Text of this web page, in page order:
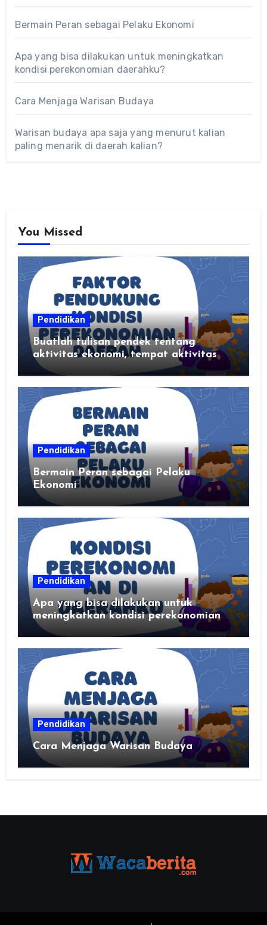
Bermain Peran sebagai Pelaku Ekonomi
Apa yang bisa dilakukan untuk meningkatkan
kondisi perekonomian daerahku?
Cara Menjaga Warisan Budaya
Warisan budaya apa saja yang menurut kalian
paling menarik di daerah kalian?
You Missed
Pendidikan
Buatlah tulisan pendek tentang
aktivitas ekonomi, tempat aktivitas
ekonomi, dan hasil produksi daerah
kalian
Pendidikan
Bermain Peran sebagai Pelaku
Ekonomi
Pendidikan
Apa yang bisa dilakukan untuk
meningkatkan kondisi perekonomian
daerahku?
Pendidikan
Cara Menjaga Warisan Budaya